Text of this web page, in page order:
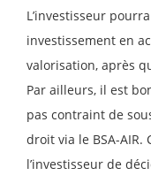
L’investisseur
investissement en
valorisation, après
Par ailleurs, il est
pas contraint de
droit via le BSA-AIR.
l’investisseur de